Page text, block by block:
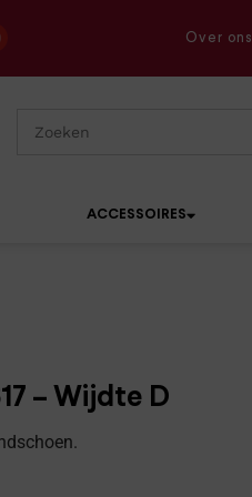
Over ons
ACCESSOIRES
– Wijdte D